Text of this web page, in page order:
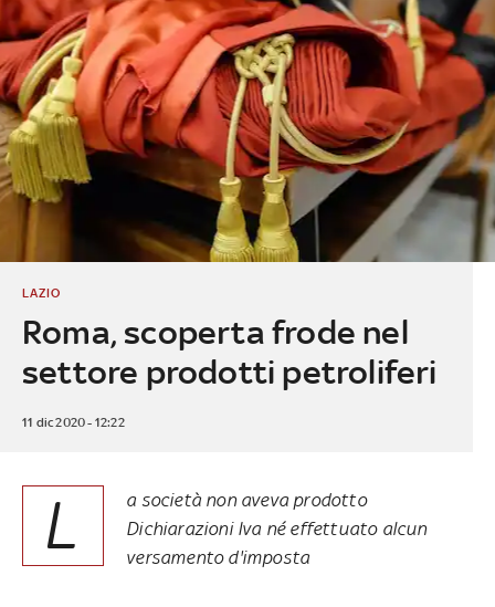
Roma, scoperta frode nel
settore prodotti petroliferi
LAZIO
11 dic 2020 - 12:22
L
a società non aveva prodotto
Dichiarazioni Iva né effettuato alcun
versamento d'imposta